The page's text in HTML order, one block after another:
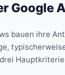
Google
bauen ihre